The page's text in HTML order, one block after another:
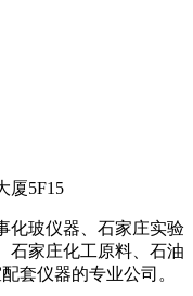
厦5F15
化玻仪器、石家庄实验
石家庄化工原料、石油
套仪器的专业公司。